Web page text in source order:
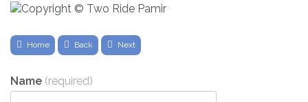
Home Back Next
Name (required)